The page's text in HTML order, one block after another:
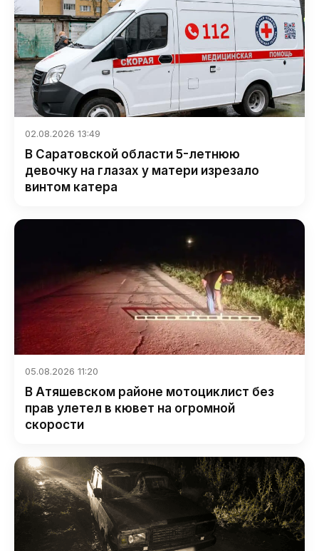
02.08.2026 13:49
В Саратовской области 5-летнюю
девочку на глазах у матери изрезало
винтом катера
05.08.2026 11:20
В Атяшевском районе мотоциклист без
прав улетел в кювет на огромной
скорости